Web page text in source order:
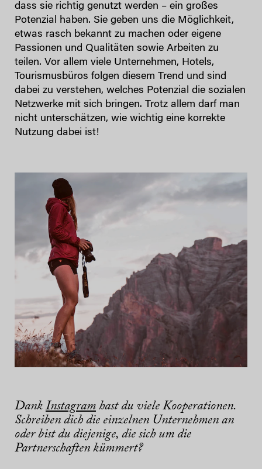
dass sie richtig genutzt werden – ein großes
Potenzial haben. Sie geben uns die Möglichkeit,
etwas rasch bekannt zu machen oder eigene
Passionen und Qualitäten sowie Arbeiten zu
teilen. Vor allem viele Unternehmen, Hotels,
Tourismusbüros folgen diesem Trend und sind
dabei zu verstehen, welches Potenzial die sozialen
Netzwerke mit sich bringen. Trotz allem darf man
nicht unterschätzen, wie wichtig eine korrekte
Nutzung dabei ist!
Dank Instagram hast du viele Kooperationen.
Schreiben dich die einzelnen Unternehmen an
oder bist du diejenige, die sich um die
Partnerschaften kümmert?